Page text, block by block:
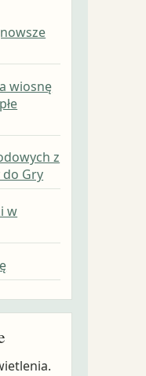
wiosnę
z
do Gry
w